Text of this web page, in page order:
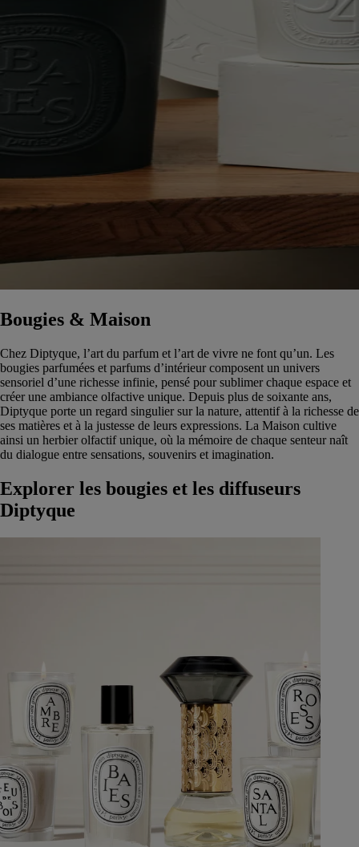
Bougies & Maison
Chez Diptyque, l’art du parfum et l’art de vivre ne font qu’un. Les
bougies parfumées et parfums d’intérieur composent un univers
sensoriel d’une richesse infinie, pensé pour sublimer chaque espace et
créer une ambiance olfactive unique. Depuis plus de soixante ans,
Diptyque porte un regard singulier sur la nature, attentif à la richesse de
ses matières et à la justesse de leurs expressions. La Maison cultive
ainsi un herbier olfactif unique, où la mémoire de chaque senteur naît
du dialogue entre sensations, souvenirs et imagination.
Explorer les bougies et les diffuseurs
Diptyque